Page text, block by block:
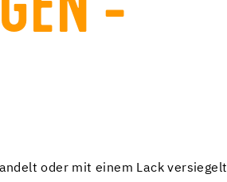
oder mit einem Lack versiegelt